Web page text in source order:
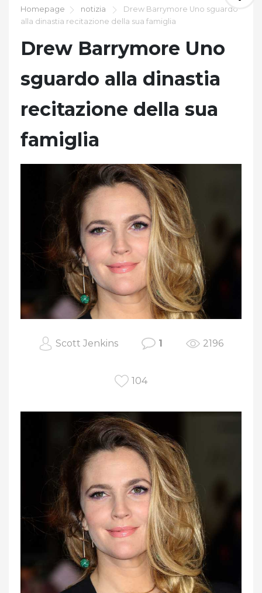
Homepage notizia
Drew Barrymore Uno sguardo
alla dinastia recitazione della sua famiglia
Drew Barrymore Uno
sguardo alla dinastia
recitazione della sua
famiglia
Scott Jenkins 1 2196
104